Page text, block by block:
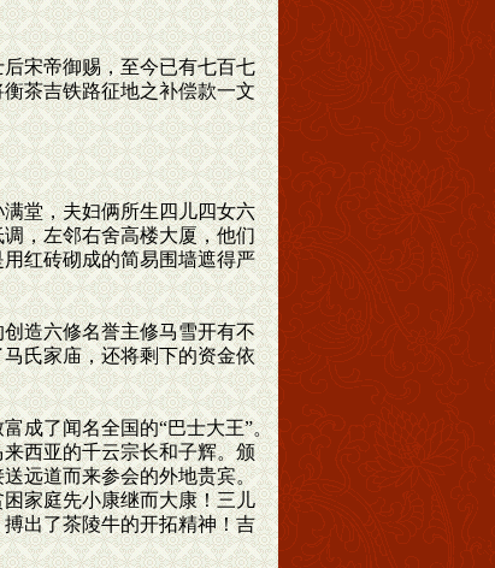
宋帝御赐，至今已有七百七
茶吉铁路征地之补偿款一文
堂，夫妇俩所生四儿四女六
，左邻右舍高楼大厦，他们
红砖砌成的简易围墙遮得严
造六修名誉主修马雪开有不
氏家庙，还将剩下的资金依
成了闻名全国的“巴士大王”。
西亚的千云宗长和子辉。颁
远道而来参会的外地贵宾。
家庭先小康继而大康！三儿
出了茶陵牛的开拓精神！吉